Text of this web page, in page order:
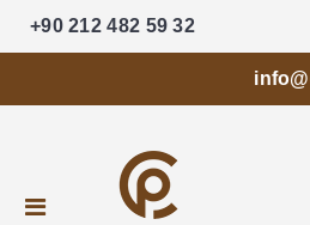
+90 212 482 59 32